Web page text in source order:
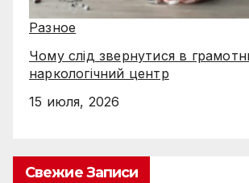
Разное
Чому слід звернутися в
наркологічний центр
15 июля, 2026
Свежие Записи